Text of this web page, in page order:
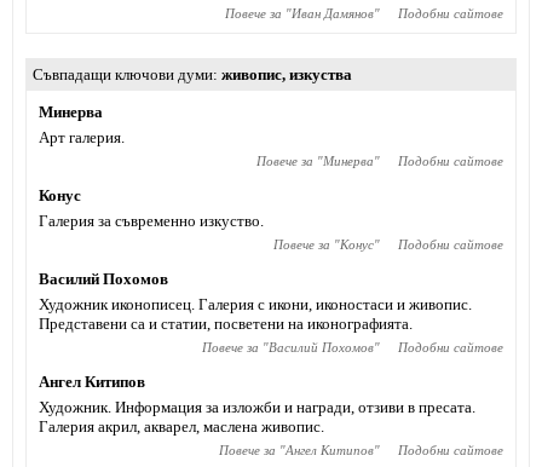
Повече за "Иван Дамянов" Подобни сайтове
Съвпадащи ключови думи живопис, изкуства
Минерва
Арт галерия.
Повече за "Минерва" Подобни сайтове
Конус
Галерия за съвременно изкуство.
Повече за "Конус" Подобни сайтове
Василий Похомов
Художник иконописец. Галерия с икони, иконостаси и живопис.
Представени са и статии, посветени на иконографията.
Повече за "Василий Похомов" Подобни сайтове
Ангел Китипов
Художник. Информация за изложби и награди, отзиви в пресата.
Галерия акрил, акварел, маслена живопис.
Повече за "Ангел Китипов" Подобни сайтове